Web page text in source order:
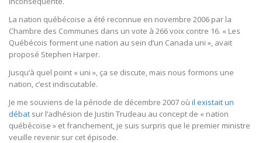
La nation québécoise a été reconnue en novembre 2006 par la
Chambre des Communes dans un vote à 266 voix contre 16. « Les
Québécois forment une nation au sein d’un Canada uni », avait
proposé Stephen Harper.
Jusqu’à quel point « uni », ça se discute, mais nous formons une
nation, c’est indiscutable.
Je me souviens de la période de décembre 2007 où il existait un
débat sur l’adhésion de Justin Trudeau au concept de « nation
québécoise » et franchement, je suis surpris que le premier ministre
veuille revenir sur cet épisode.